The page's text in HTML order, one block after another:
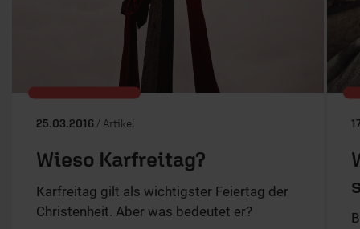
25.03.2016 / Artikel
Wieso Karfreitag?
Karfreitag gilt als wichtigster Feiertag der
Christenheit. Aber was bedeutet er?